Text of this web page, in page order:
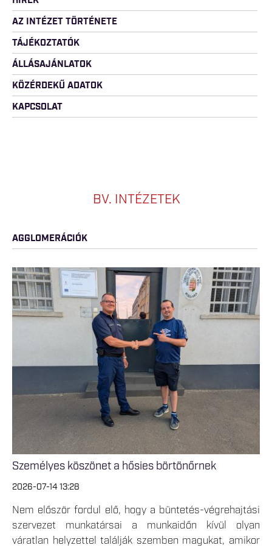
AZ INTÉZET TÖRTÉNETE
TÁJÉKOZTATÓK
ÁLLÁSAJÁNLATOK
KÖZÉRDEKŰ ADATOK
KAPCSOLAT
BV. INTÉZETEK
AGGLOMERÁCIÓK
Személyes köszönet a hősies börtönőrnek
2026-07-14 13:28
Nem először fordul elő, hogy a büntetés-végrehajtási
szervezet munkatársai a munkaidőn kívül olyan
váratlan helyzettel találják szemben magukat, amikor